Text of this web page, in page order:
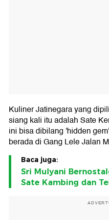
Kuliner Jatinegara yang
siang kali itu adalah Sate
ini bisa dibilang 'hidden
berada di Gang Lele Jalan
Baca juga:
Sri Mulyani
Sate Kambing dan